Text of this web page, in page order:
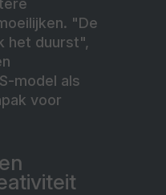
"De
het duurst",
model als
voor